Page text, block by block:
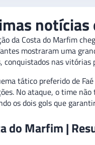
notícias
da Costa do Marfim
mostraram uma
conquistados nas vitórias
tático preferido de
No ataque, o time
os dois gols que
do Marfim |